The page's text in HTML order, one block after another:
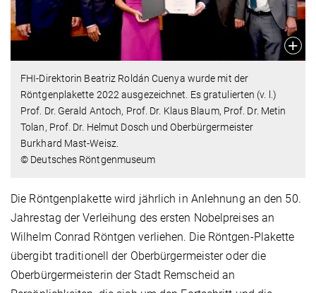
FHI-Direktorin Beatriz Roldán Cuenya wurde mit der
Röntgenplakette 2022 ausgezeichnet. Es gratulierten (v. l.)
Prof. Dr. Gerald Antoch, Prof. Dr. Klaus Blaum, Prof. Dr. Metin
Tolan, Prof. Dr. Helmut Dosch und Oberbürgermeister
Burkhard Mast-Weisz.
© Deutsches Röntgenmuseum
Die Röntgenplakette wird jährlich in Anlehnung an den 50.
Jahrestag der Verleihung des ersten Nobelpreises an
Wilhelm Conrad Röntgen verliehen. Die Röntgen-Plakette
übergibt traditionell der Oberbürgermeister oder die
Oberbürgermeisterin der Stadt Remscheid an